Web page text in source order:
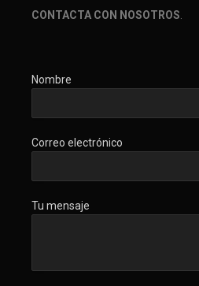
CONTACTA CON NOSOTROS
Nombre
Correo electrónico
Tu mensaje